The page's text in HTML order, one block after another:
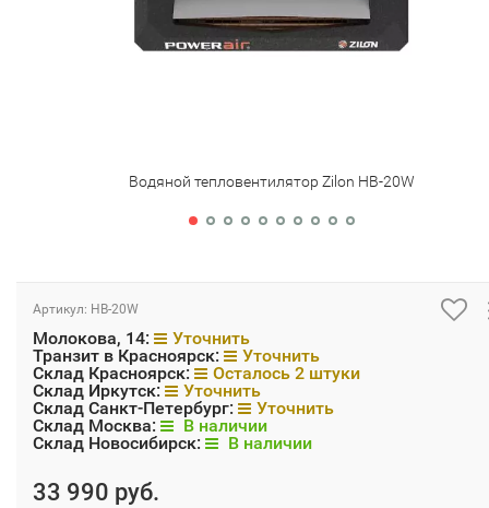
Водяной тепловентилятор Zilon HB-20W
Артикул: HB-20W
Молокова, 14:
Уточнить
Транзит в Красноярск:
Уточнить
Склад Красноярск:
Осталось 2 штуки
Склад Иркутск:
Уточнить
Склад Санкт-Петербург:
Уточнить
Склад Москва:
В наличии
Склад Новосибирск:
В наличии
33 990 руб.